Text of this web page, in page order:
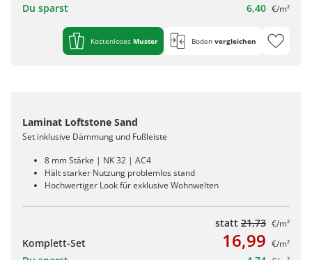
Du sparst 6,40 €/m²
Kostenloses Muster Boden vergleichen
Laminat Loftstone Sand
Set inklusive Dämmung und Fußleiste
8 mm Stärke | NK 32 | AC4
Hält starker Nutzung problemlos stand
Hochwertiger Look für exklusive Wohnwelten
statt 21,73 €/m²
Komplett-Set 16,99 €/m²